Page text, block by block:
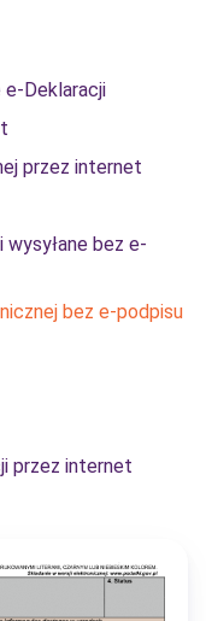
Deklaracji
przez internet
bez e-
bez e-podpisu
przez internet